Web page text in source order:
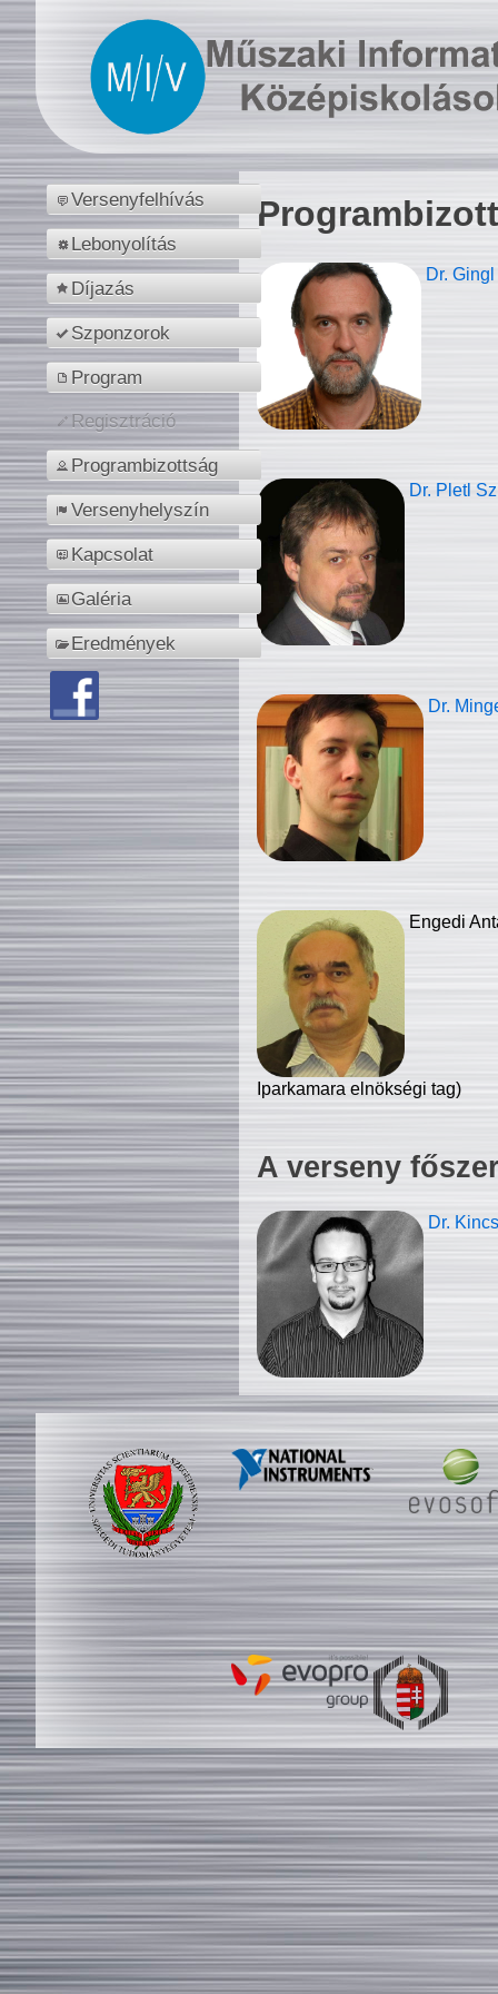
Versenyfelhívás
Lebonyolítás
Díjazás
Szponzorok
Program
Regisztráció
Programbizottság
Versenyhelyszín
Kapcsolat
Galéria
Eredmények
Dr.
Dr. Pletl
Dr.
Engedi
Iparkamara elnökségi tag)
A verseny
Dr.